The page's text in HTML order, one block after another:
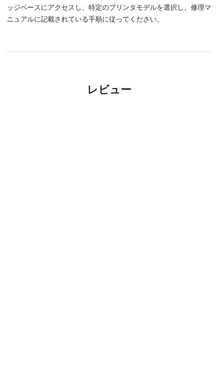
ッジベースにアクセスし、特定のプリンタモデルを選択し、修理マ
ニュアルに記載されている手順に従ってください。
レビュー